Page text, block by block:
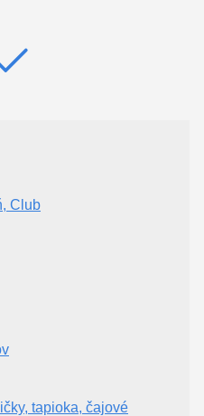
Club
tapioka, čajové